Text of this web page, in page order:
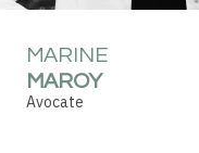
MARINE
MAROY
Avocate